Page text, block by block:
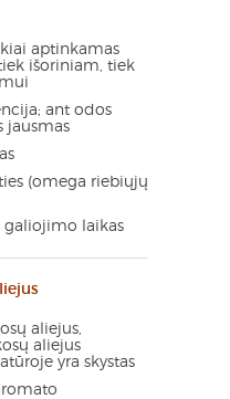
aptinkamas
išoriniam, tiek
ant odos
jausmas
(omega riebiųjų
galiojimo laikas
aliejus,
aliejus
yra skystas